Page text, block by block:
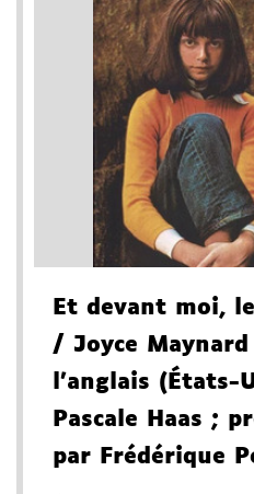
Et devant moi,
/ Joyce Maynard
l'anglais (États-
Pascale Haas ;
par Frédérique